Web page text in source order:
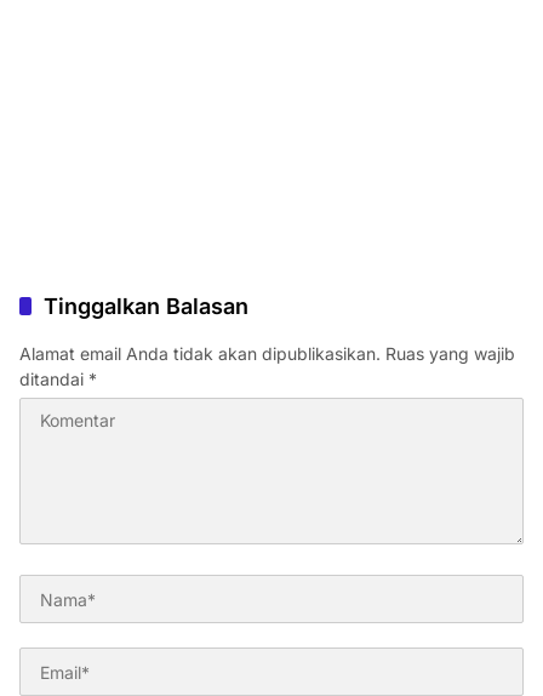
Tinggalkan Balasan
Alamat email Anda tidak akan dipublikasikan. Ruas yang wajib
ditandai *